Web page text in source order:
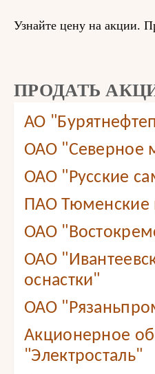
Узнайте цену на акции.
ПРОДАТЬ
АО
ОАО "Северное
ОАО "Русские
ПАО Тюменские
ОАО
ОАО
оснастки"
ОАО
Акционерное
"Электросталь"